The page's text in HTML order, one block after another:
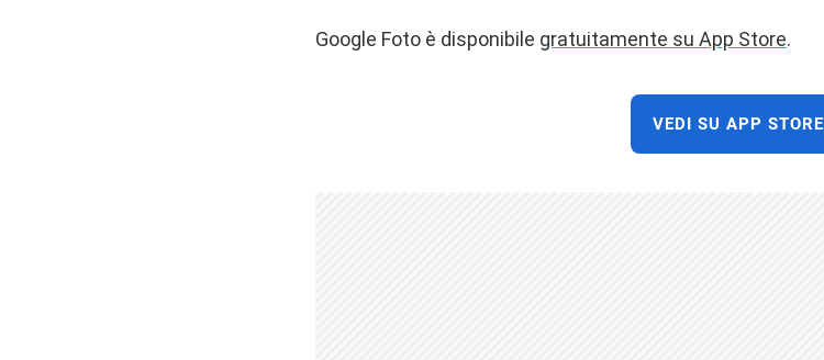
Google Foto è disponibile gratuitamente su App Store.
VEDI SU APP STORE